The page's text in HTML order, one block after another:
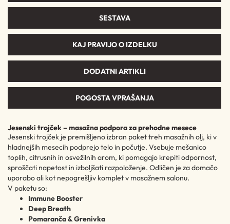
SESTAVA
KAJ PRAVIJO O IZDELKU
DODATNI ARTIKLI
POGOSTA VPRAŠANJA
Jesenski trojček – masažna podpora za prehodne mesece​
Jesenski trojček je premišljeno izbran paket treh masažnih olj, ki v
hladnejših mesecih podprejo telo in počutje. Vsebuje mešanico
toplih, citrusnih in osvežilnih arom, ki pomagajo krepiti odpornost,
sproščati napetost in izboljšati razpoloženje. Odličen je za domačo
uporabo ali kot nepogrešljiv komplet v masažnem salonu.
V paketu so:
Immune Booster
Deep Breath
Pomaranča & Grenivka